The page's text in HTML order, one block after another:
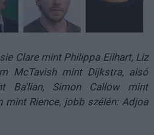
Clare mint Philippa Eilhart, Liz
McTavish mint Dijkstra, alsó
Ba'lian, Simon Callow mint
mint Rience, jobb szélén: Adjoa